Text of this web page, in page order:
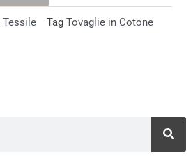
Tessile Tag Tovaglie in Cotone